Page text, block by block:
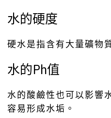
水的硬度
硬水是指含有大量礦物
水的Ph值
水的酸鹼性也可以影響
容易形成水垢。